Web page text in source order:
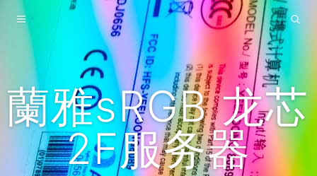
蘭雅sRGB 龙芯
2F服务器
主页
博客
归档
站点地图
GitHub